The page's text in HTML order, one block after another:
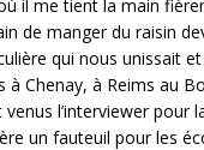
il me tient la main
de manger du raisin
qui nous unissait
à Chenay, à Reims au
l’interviewer pour
un fauteuil pour les